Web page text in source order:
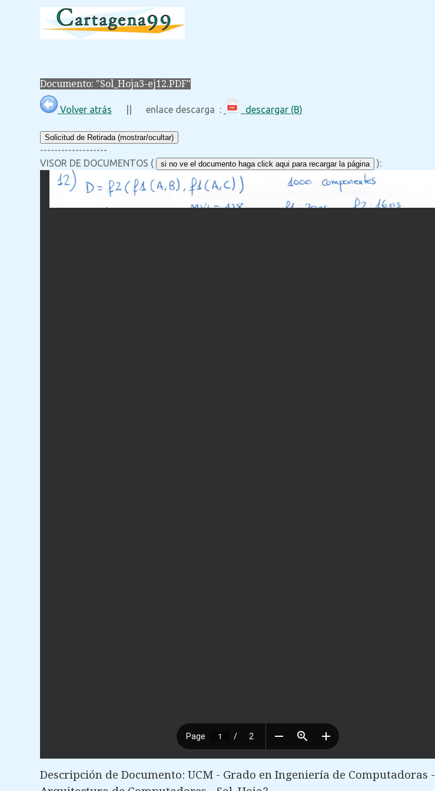
Documento: "Sol_Hoja3-ej12.PDF"
Volver atrás || enlace descarga : descargar (B)
Solicitud de Retirada (mostrar/ocultar)
-------------------
VISOR DE DOCUMENTOS (
si no ve el documento haga click aqui para recargar la página ):
Descripción de Documento: UCM - Grado en Ingeniería de Computadoras -